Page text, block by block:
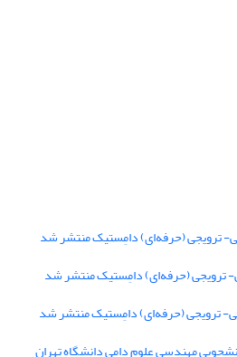
ترویجی (حرفه‌ای) دامِستیک منتشر شد
ترویجی (حرفه‌ای) دامِستیک منتشر شد
ترویجی (حرفه‌ای) دامِستیک منتشر شد
مهندسی علوم دامی دانشگاه تهران